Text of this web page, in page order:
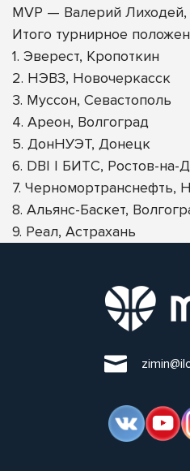
MVP — Валерий Лиходей,
Итого турнирное
1. Эверест, Кропоткин
2. НЭВЗ, Новочеркасск
3. Муссон, Севастополь
4. Ареон, Волгоград
5. ДонНУЭТ, Донецк
6. DBI | БИТС, Ростов-на-
7. Черномортранснефть,
8. Альянс-Баскет,
9. Реал, Астрахань